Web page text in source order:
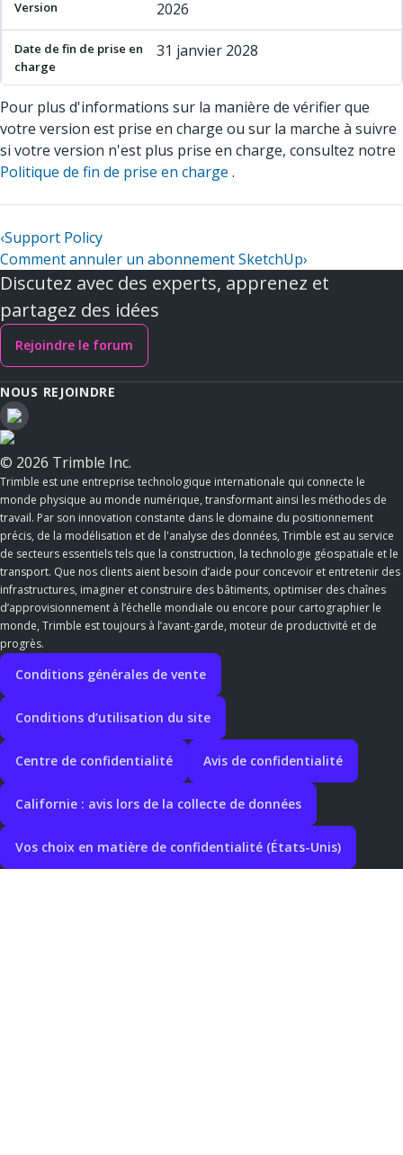
2026
31 janvier 2028
Pour plus d'informations sur la manière de vérifier que
votre version est prise en charge ou sur la marche à suivre
si votre version n'est plus prise en charge, consultez notre
Politique de fin de prise en charge .
‹Support Policy
Comment annuler un abonnement SketchUp›
Discutez avec des experts, apprenez et
partagez des idées
Rejoindre le forum
NOUS REJOINDRE
© 2026 Trimble Inc.
Trimble est une entreprise technologique internationale qui connecte le
monde physique au monde numérique, transformant ainsi les méthodes de
travail. Par son innovation constante dans le domaine du positionnement
précis, de la modélisation et de l'analyse des données, Trimble est au service
de secteurs essentiels tels que la construction, la technologie géospatiale et le
transport. Que nos clients aient besoin d’aide pour concevoir et entretenir des
infrastructures, imaginer et construire des bâtiments, optimiser des chaînes
d’approvisionnement à l’échelle mondiale ou encore pour cartographier le
monde, Trimble est toujours à l’avant-garde, moteur de productivité et de
progrès.
Conditions générales de vente
Conditions d’utilisation du site
Centre de confidentialité Avis de confidentialité
Californie : avis lors de la collecte de données
Vos choix en matière de confidentialité (États-Unis)